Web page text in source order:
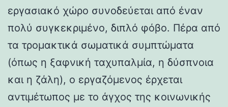
εργασιακό χώρο συνοδεύεται από έναν
πολύ συγκεκριμένο, διπλό φόβο. Πέρα από
τα τρομακτικά σωματικά συμπτώματα
(όπως η ξαφνική ταχυπαλμία, η δύσπνοια
και η ζάλη), ο εργαζόμενος έρχεται
αντιμέτωπος με το άγχος της κοινωνικής